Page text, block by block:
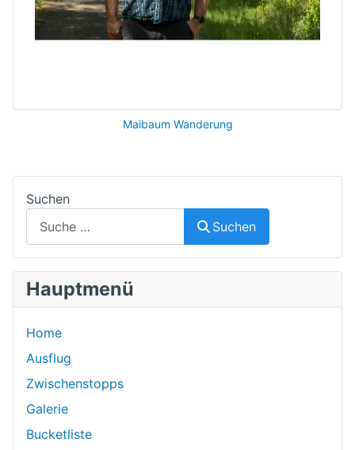
Maibaum Wanderung
Suchen
Suchen
Hauptmenü
Home
Ausflug
Zwischenstopps
Galerie
Bucketliste